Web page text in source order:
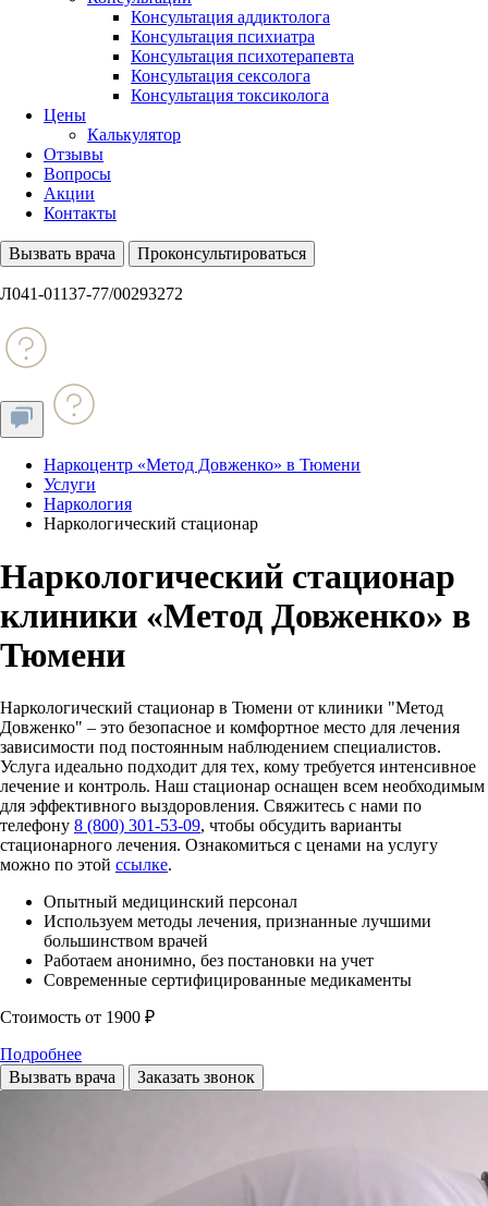
Консультация аддиктолога
Консультация психиатра
Консультация психотерапевта
Консультация сексолога
Консультация токсиколога
Цены
Калькулятор
Отзывы
Вопросы
Акции
Контакты
Вызвать врача Проконсультироваться
Л041-01137-77/00293272
Наркоцентр «Метод Довженко» в Тюмени
Услуги
Наркология
Наркологический стационар
Наркологический стационар
клиники «Метод Довженко» в
Тюмени
Наркологический стационар в Тюмени от клиники "Метод
Довженко" – это безопасное и комфортное место для лечения
зависимости под постоянным наблюдением специалистов.
Услуга идеально подходит для тех, кому требуется интенсивное
лечение и контроль. Наш стационар оснащен всем необходимым
для эффективного выздоровления. Свяжитесь с нами по
телефону 8 (800) 301-53-09, чтобы обсудить варианты
стационарного лечения. Ознакомиться с ценами на услугу
можно по этой ссылке.
Опытный медицинский персонал
Используем методы лечения, признанные лучшими
большинством врачей
Работаем анонимно, без постановки на учет
Современные сертифицированные медикаменты
Стоимость от 1900 ₽
Подробнее
Вызвать врача
Заказать звонок